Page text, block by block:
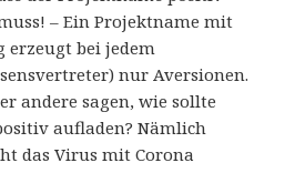
– Ein Projektname mit
erzeugt bei jedem
nur Aversionen.
andere sagen, wie sollte
aufladen? Nämlich
das Virus mit Corona